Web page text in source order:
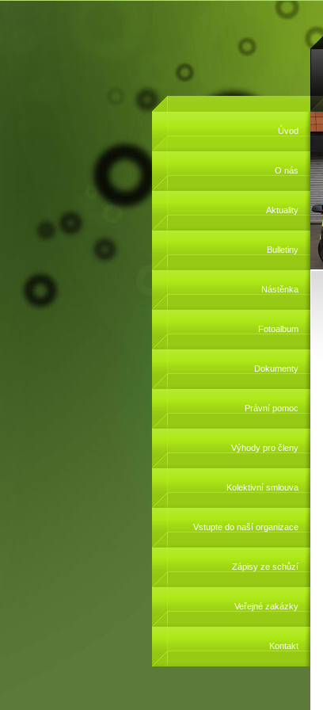
Úvod
O nás
Aktuality
Bulletiny
Nástěnka
Fotoalbum
Dokumenty
Právní pomoc
Výhody pro členy
Kolektivní smlouva
Vstupte do naší organizace
Zápisy ze schůzí
Veřejné zakázky
Kontakt